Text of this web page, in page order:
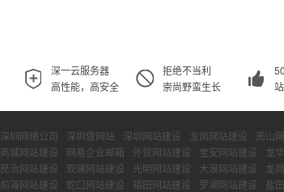
深一云服务器
高性能，高安全
拒绝不当利
崇尚野蛮生长
深圳网络公司 深圳做网站 深圳网站建设 龙岗网站建设 南山
商城网站建设
网易企业邮箱 外贸网站建设 宝安网站建设 龙
民治网站建设
观澜网站建设 光明网站建设 大浪网站建设 龙
前海网站建设
蛇口网站建设 福田网站建设 罗湖网站建设 盐